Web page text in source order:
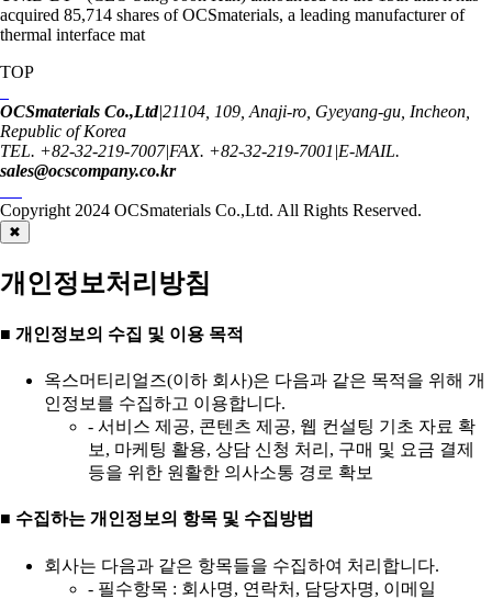
acquired 85,714 shares of OCSmaterials, a leading manufacturer of
thermal interface mat
TOP
OCSmaterials Co.,Ltd|21104, 109, Anaji-ro, Gyeyang-gu, Incheon,
Republic of Korea
TEL. +82-32-219-7007|FAX. +82-32-219-7001 |E-MAIL.
sales@ocscompany.co.kr
Copyright 2024 OCSmaterials Co.,Ltd. All Rights Reserved.
✖
개인정보처리방침
■ 개인정보의 수집 및 이용 목적
옥스머티리얼즈(이하 회사)은 다음과 같은 목적을 위해 개
인정보를 수집하고 이용합니다.
- 서비스 제공, 콘텐츠 제공, 웹 컨설팅 기초 자료 확
보, 마케팅 활용, 상담 신청 처리, 구매 및 요금 결제
등을 위한 원활한 의사소통 경로 확보
■ 수집하는 개인정보의 항목 및 수집방법
회사는 다음과 같은 항목들을 수집하여 처리합니다.
- 필수항목 : 회사명, 연락처, 담당자명, 이메일